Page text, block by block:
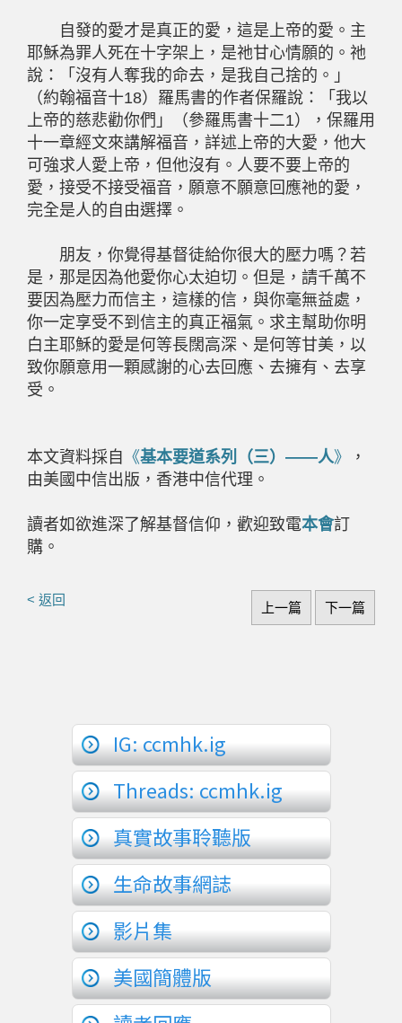
自發的愛才是真正的愛，這是上帝的愛。主
耶穌為罪人死在十字架上，是祂甘心情願的。祂
說：「沒有人奪我的命去，是我自己捨的。」
（約翰福音十18）羅馬書的作者保羅說：「我以
上帝的慈悲勸你們」（參羅馬書十二1），保羅用
十一章經文來講解福音，詳述上帝的大愛，他大
可強求人愛上帝，但他沒有。人要不要上帝的
愛，接受不接受福音，願意不願意回應祂的愛，
完全是人的自由選擇。
朋友，你覺得基督徒給你很大的壓力嗎？若
是，那是因為他愛你心太迫切。但是，請千萬不
要因為壓力而信主，這樣的信，與你毫無益處，
你一定享受不到信主的真正福氣。求主幫助你明
白主耶穌的愛是何等長闊高深、是何等甘美，以
致你願意用一顆感謝的心去回應、去擁有、去享
受。
本文資料採自 《基本要道系列（三）——人》
，
由美國中信出版，香港中信代理。
讀者如欲進深了解基督信仰，歡迎致電本會訂
購。
< 返回
上一篇 下一篇
IG: ccmhk.ig
Threads: ccmhk.ig
真實故事聆聽版
生命故事網誌
影片集
美國簡體版